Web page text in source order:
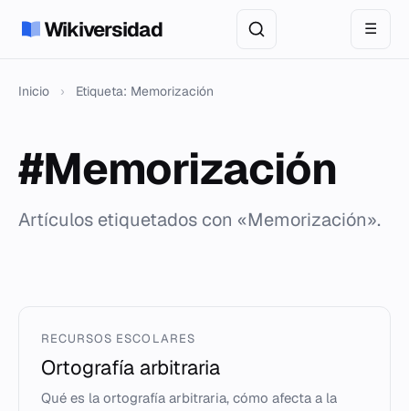
Wikiversidad ☰
Inicio › Etiqueta: Memorización
#Memorización
Artículos etiquetados con «Memorización».
RECURSOS ESCOLARES
Ortografía arbitraria
Qué es la ortografía arbitraria, cómo afecta a la